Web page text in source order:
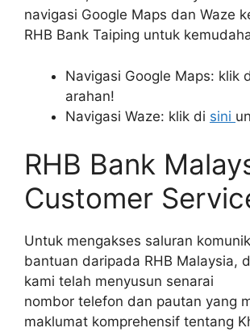
navigasi Google Maps dan Waze
RHB Bank Taiping untuk
Navigasi Google Maps: klik
arahan!
Navigasi Waze: klik di sini
RHB Bank
Customer
Untuk mengakses saluran
bantuan daripada RHB Malaysia,
kami telah menyusun senarai
nombor telefon dan pautan yang
maklumat komprehensif tentang